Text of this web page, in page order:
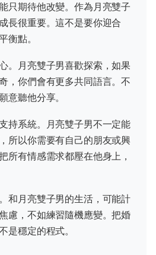
只期待他改變。作為月亮雙子
長很重要。這不是要你迎合
衡點。
。月亮雙子男喜歡探索，如果
，你們會有更多共同語言。不
意聽他分享。
持系統。月亮雙子男不一定能
所以你需要有自己的朋友或興
所有情感需求都壓在他身上，
和月亮雙子男的生活，可能計
慮，不如練習隨機應變。把婚
是穩定的程式。